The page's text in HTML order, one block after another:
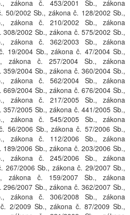
zákona č. 453/2001 Sb., zákona
50/2002 Sb., zákona č. 128/2002 Sb.,
zákona č. 210/2002 Sb., zákona
2002 Sb., zákona č. 575/2002 Sb.,
zákona č. 362/2003 Sb., zákona
19/2004 Sb., zákona č. 47/2004 Sb.,
zákona č. 257/2004 Sb., zákona
2004 Sb., zákona č. 360/2004 Sb.,
zákona č. 562/2004 Sb., zákona
2004 Sb., zákona č. 676/2004 Sb.,
zákona č. 217/2005 Sb., zákona
2005 Sb., zákona č. 441/2005 Sb.,
zákona č. 545/2005 Sb., zákona
56/2006 Sb., zákona č. 57/2006 Sb.,
zákona č. 112/2006 Sb., zákona
2006 Sb., zákona č. 203/2006 Sb.,
zákona č. 245/2006 Sb., zákona
267/2006 Sb., zákona č. 29/2007 Sb.,
zákona č. 159/2007 Sb., zákona
2007 Sb., zákona č. 362/2007 Sb.,
zákona č. 306/2008 Sb., zákona
2/2009 Sb., zákona č. 87/2009 Sb.,